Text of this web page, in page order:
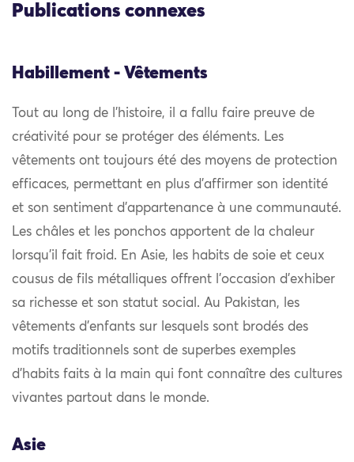
Publications connexes
Habillement - Vêtements
Tout au long de l’histoire, il a fallu faire preuve de
créativité pour se protéger des éléments. Les
vêtements ont toujours été des moyens de protection
efficaces, permettant en plus d’affirmer son identité
et son sentiment d’appartenance à une communauté.
Les châles et les ponchos apportent de la chaleur
lorsqu’il fait froid. En Asie, les habits de soie et ceux
cousus de fils métalliques offrent l’occasion d’exhiber
sa richesse et son statut social. Au Pakistan, les
vêtements d’enfants sur lesquels sont brodés des
motifs traditionnels sont de superbes exemples
d’habits faits à la main qui font connaître des cultures
vivantes partout dans le monde.
Asie